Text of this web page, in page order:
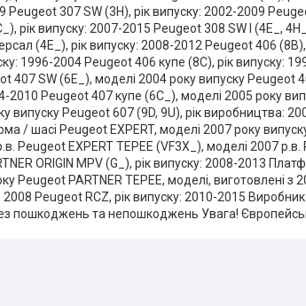
Peugeot 307 SW (3H), рік випуску: 2002-2009
рік випуску: 2007-2015 Peugeot 308 SW I (4E_,
(4E_), рік випуску: 2008-2012 Peugeot 406
1996-2004 Peugeot 406 купе (8C), рік випуску:
407 SW (6E_), моделі 2004 року випуску Peugeot
2010 Peugeot 407 купе (6C_), моделі 2005 року
випуску Peugeot 607 (9D, 9U), рік виробництва:
/ шасі Peugeot EXPERT, моделі 2007 року
Peugeot EXPERT TEPEE (VF3X_), моделі 2007
ORIGIN MPV (G_), рік випуску: 2008-2013
Peugeot PARTNER TEPEE, моделі, виготовлені з
2008 Peugeot RCZ, рік випуску: 2010-2015
пошкоджень та непошкоджень Увага!